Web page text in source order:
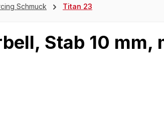
Schmuck Titan 23
Stab 10 mm,